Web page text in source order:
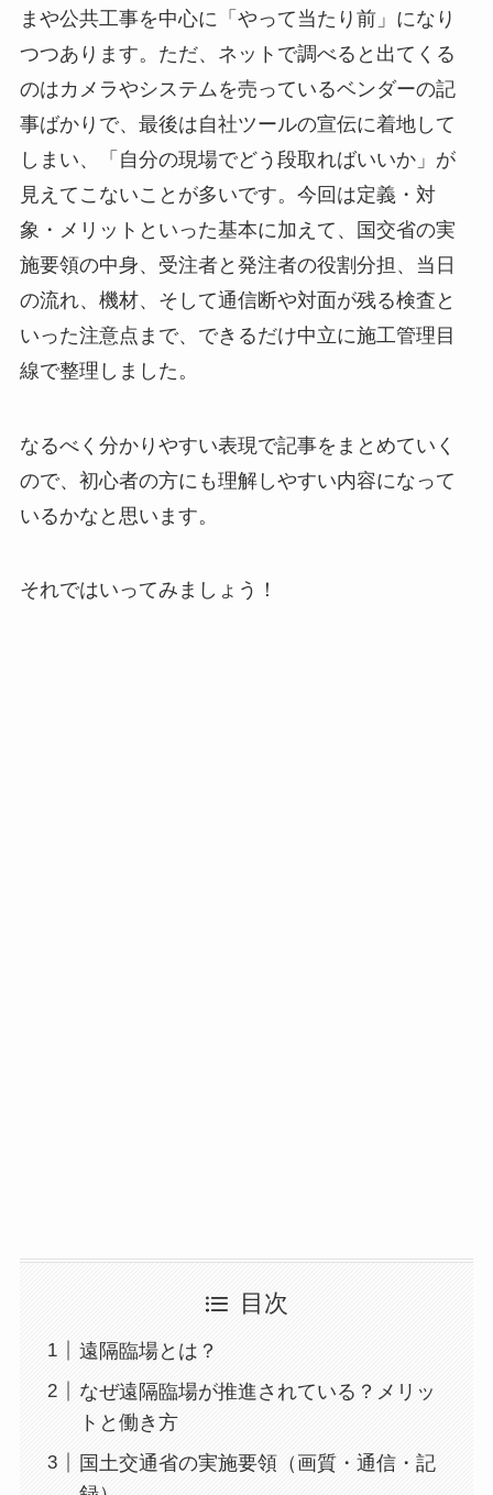
まや公共工事を中心に「やって当たり前」になり
つつあります。ただ、ネットで調べると出てくる
のはカメラやシステムを売っているベンダーの記
事ばかりで、最後は自社ツールの宣伝に着地して
しまい、「自分の現場でどう段取ればいいか」が
見えてこないことが多いです。今回は定義・対
象・メリットといった基本に加えて、国交省の実
施要領の中身、受注者と発注者の役割分担、当日
の流れ、機材、そして通信断や対面が残る検査と
いった注意点まで、できるだけ中立に施工管理目
線で整理しました。
なるべく分かりやすい表現で記事をまとめていく
ので、初心者の方にも理解しやすい内容になって
いるかなと思います。
それではいってみましょう！
目次
遠隔臨場とは？
なぜ遠隔臨場が推進されている？メリッ
トと働き方
国土交通省の実施要領（画質・通信・記